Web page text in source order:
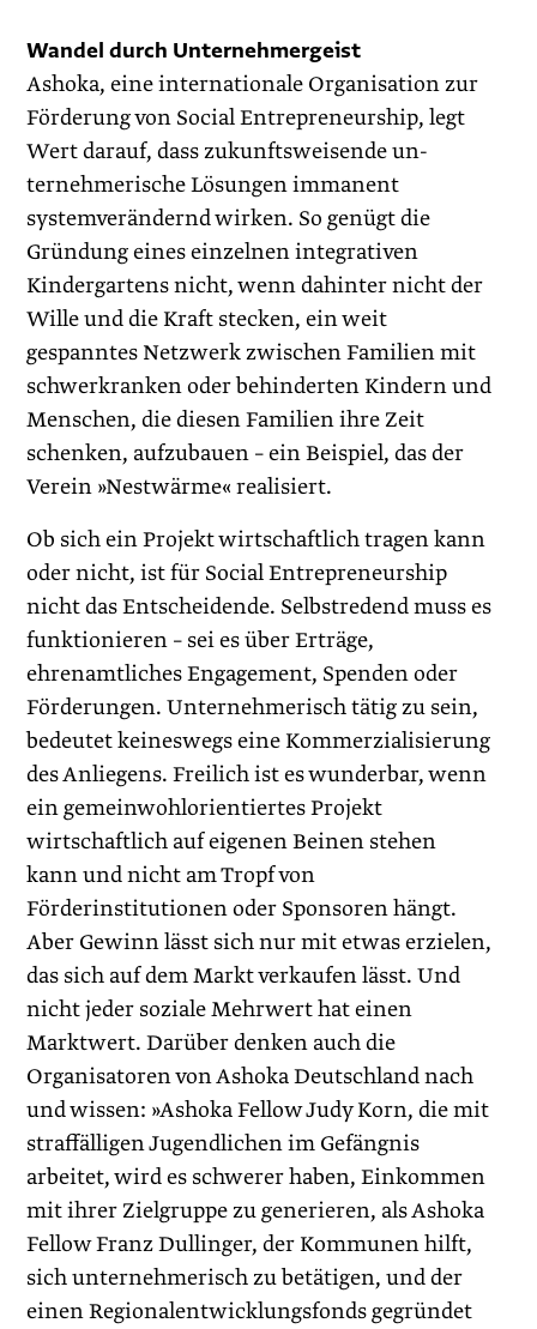
Wandel durch Unternehmergeist
Ashoka, eine internationale Organisation zur
Förderung von Social Entrepreneur­ship, legt
Wert darauf, dass zukunftsweisende un­
ternehmerische Lösungen immanent
systemverändernd wirken. So genügt die
Gründung eines einzelnen integrativen
Kindergartens nicht, wenn dahinter nicht der
Wille und die Kraft stecken, ein weit
gespanntes Netzwerk zwischen Familien mit
schwerkranken oder behinderten Kindern und
Menschen, die diesen Familien ihre Zeit
schenken, aufzubauen – ein Beispiel, das der
Verein »Nestwärme« realisiert.
Ob sich ein Projekt wirtschaftlich tragen kann
oder nicht, ist für Social Entrepreneurship
nicht das Entscheidende. Selbstredend muss es
funktionieren – sei es über Erträge,
ehrenamtliches Engagement, Spenden oder
Förderungen. Unternehmerisch tätig zu sein,
bedeutet keineswegs eine Kommerzialisierung
des Anliegens. Freilich ist es wunderbar, wenn
ein gemeinwohlorientiertes Projekt
wirtschaftlich auf eigenen Beinen stehen
kann und nicht am Tropf von
Förderinstitutionen oder Sponsoren hängt.
Aber Gewinn lässt sich nur mit etwas erzielen,
das sich auf dem Markt verkaufen lässt. Und
nicht jeder soziale Mehrwert hat einen
Marktwert. Darüber denken auch die
Organisatoren von Ashoka Deutschland nach
und wissen: ­»Ashoka Fellow Judy Korn, die mit
straffälligen Jugendlichen im Gefängnis
arbeitet, wird es schwerer haben, Einkommen
mit ihrer Zielgruppe zu generieren, als Ashoka
Fellow Franz Dullinger, der Kommunen hilft,
sich unternehmerisch zu betätigen, und der
einen Regionalentwicklungsfonds gegründet